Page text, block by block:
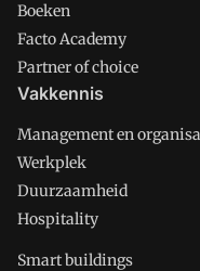
Boeken
Facto Academy
Partner of choice
Vakkennis
Management en
Werkplek
Duurzaamheid
Hospitality
Smart buildings